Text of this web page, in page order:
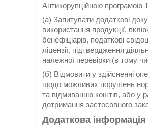
Антикорупційною програмою
(а) Запитувати додаткові
використання продукції,
бенефіціарів, податкові
ліцензії, підтвердження
належної перевірки (в тому
(б) Відмовити у здійсненні
щодо можливих порушень
та відмиванню коштів, або у
дотримання застосовного
Додаткова інформація